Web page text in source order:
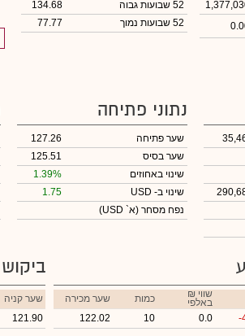
52 שבועות גבוה
134.68
52 שבועות נמוך
77.77
נתוני פתיחה
שער פתיחה
127.26
שער בסיס
125.51
שינוי באחוזים
1.39%
שינוי ב- USD
1.75
נפח מסחר (א` USD)
₪ שווי
באלפי כמות
שער מכירה
-
0.0
10
122.02
ביקוש
שער קניה
121.90